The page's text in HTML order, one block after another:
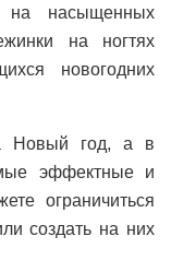
на насыщенных
на ногтях
новогодних
Новый год, а в
эффектные и
ограничиться
создать на них